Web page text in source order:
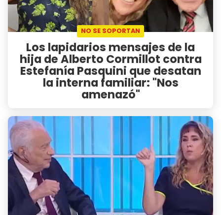
NO SE SOPORTAN
Los lapidarios mensajes de la
hija de Alberto Cormillot contra
Estefanía Pasquini que desatan
la interna familiar: "Nos
amenazó"